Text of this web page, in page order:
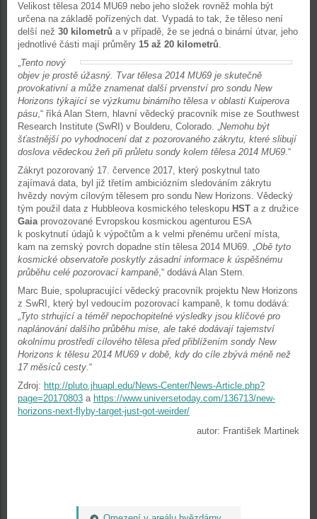
Velikost tělesa 2014 MU69 nebo jeho složek rovněž mohla být
určena na základě pořízených dat. Vypadá to tak, že těleso není
delší než 30 kilometrů a v případě, že se jedná o binární útvar, jeho
jednotlivé části mají průměry 15 až 20 kilometrů.
„Tento nový
objev je prostě úžasný. Tvar tělesa 2014 MU69 je skutečně
provokativní a může znamenat další prvenství pro sondu New
Horizons týkající se výzkumu binárního tělesa v oblasti Kuiperova
pásu,“ říká Alan Stern, hlavní vědecký pracovník mise ze Southwest
Research Institute (SwRI) v Boulderu, Colorado. „Nemohu být
šťastnější po vyhodnocení dat z pozorovaného zákrytu, které slibují
doslova vědeckou žeň při průletu sondy kolem tělesa 2014 MU69.“
Zákryt pozorovaný 17. července 2017, který poskytnul tato
zajímavá data, byl již třetím ambiciózním sledováním zákrytu
hvězdy novým cílovým tělesem pro sondu New Horizons. Vědecký
tým použil data z Hubbleova kosmického teleskopu HST a z družice
Gaiaprovozované Evropskou kosmickou agenturou ESA
k poskytnutí údajů k výpočtům a k velmi přenému určení místa,
kam na zemský povrch dopadne stín tělesa 2014 MU69. „Obě tyto
kosmické observatoře poskytly zásadní informace k úspěšnému
průběhu celé pozorovací kampaně,“ dodává Alan Stern.
Marc Buie, spolupracující vědecký pracovník projektu New Horizons
z SwRI, který byl vedoucím pozorovací kampaně, k tomu dodává:
„Tyto strhující a téměř nepochopitelné výsledky jsou klíčové pro
naplánování dalšího průběhu mise, ale také dodávají tajemství
okolnímu prostředí cílového tělesa před přiblížením sondy New
Horizons k tělesu 2014 MU69 v době, kdy do cíle zbývá méně než
17 měsíců cesty.“
Zdroj: http://pluto.jhuapl.edu/News-Center/News-Article.php?
page=20170803 a https://www.universetoday.com/136713/new-
horizons-next-flyby-target-just-got-weirder/
autor: František Martinek